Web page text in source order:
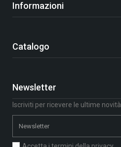
Informazioni
Catalogo
Newsletter
Iscriviti per ricevere le ultime novità